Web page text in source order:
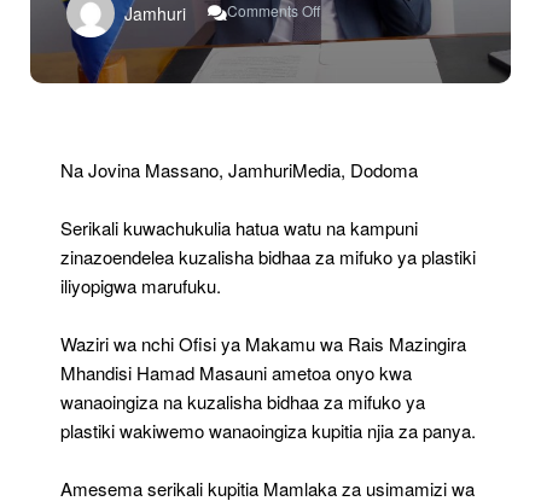
Jamhuri Comments Off
Wazalishaji
Wa
Plastiki
Kudhibitiwa
Na Jovina Massano, JamhuriMedia, Dodoma
Serikali kuwachukulia hatua watu na kampuni
zinazoendelea kuzalisha bidhaa za mifuko ya plastiki
iliyopigwa marufuku.
Waziri wa nchi Ofisi ya Makamu wa Rais Mazingira
Mhandisi Hamad Masauni ametoa onyo kwa
wanaoingiza na kuzalisha bidhaa za mifuko ya
plastiki wakiwemo wanaoingiza kupitia njia za panya.
Amesema serikali kupitia Mamlaka za usimamizi wa